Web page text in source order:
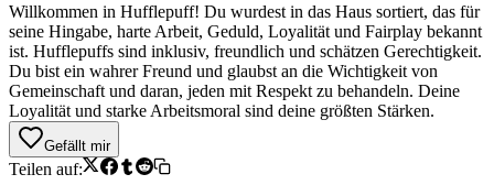
Willkommen in Hufflepuff! Du wurdest in das Haus sortiert, das für
seine Hingabe, harte Arbeit, Geduld, Loyalität und Fairplay bekannt
ist. Hufflepuffs sind inklusiv, freundlich und schätzen Gerechtigkeit.
Du bist ein wahrer Freund und glaubst an die Wichtigkeit von
Gemeinschaft und daran, jeden mit Respekt zu behandeln. Deine
Loyalität und starke Arbeitsmoral sind deine größten Stärken.
Gefällt mir
Teilen auf: